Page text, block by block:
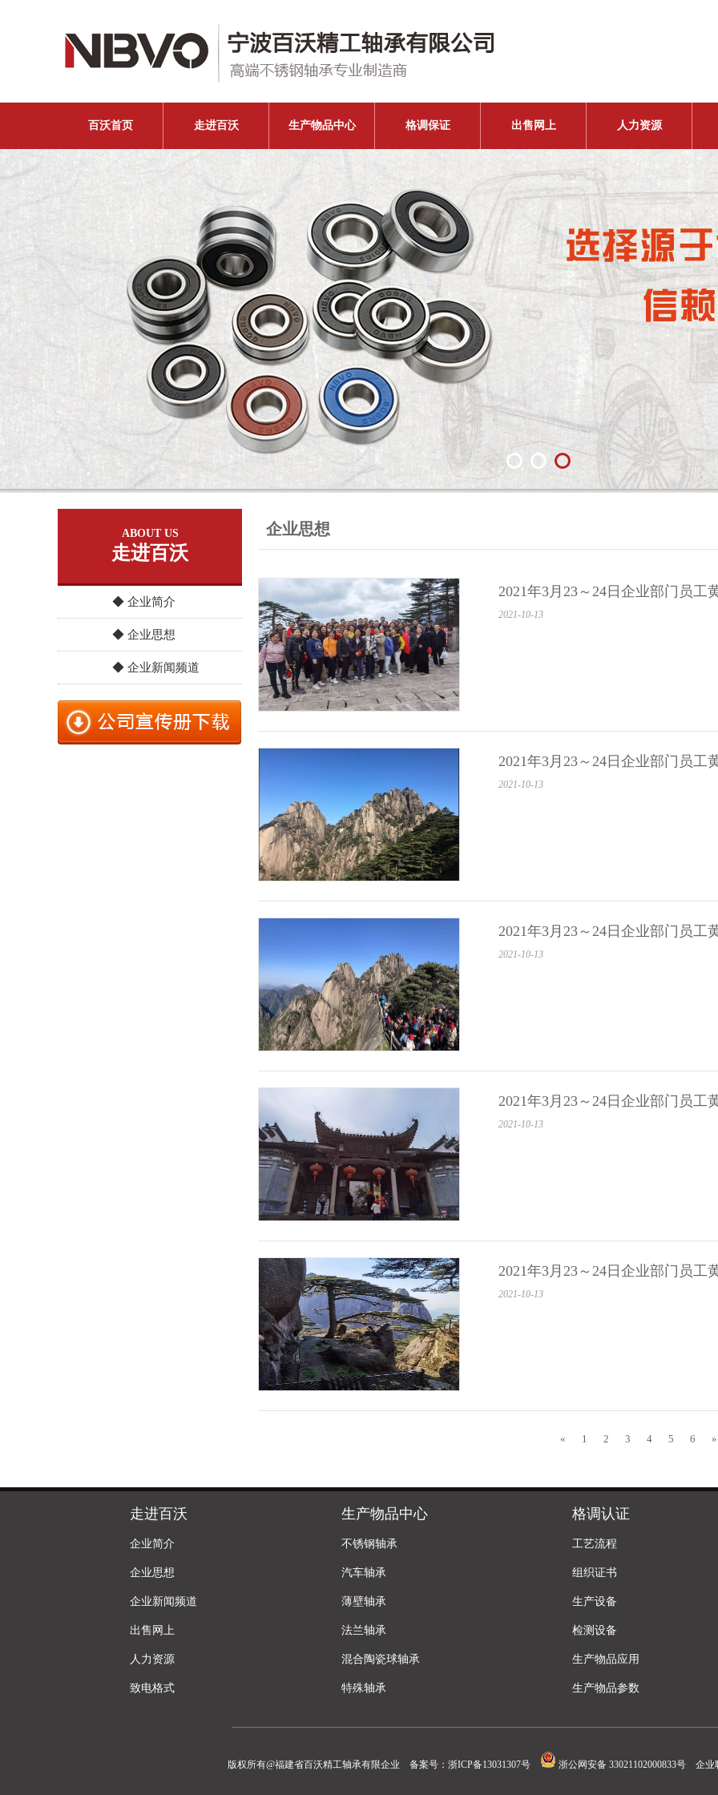
百沃首页 走进百沃 生产物品中心 格调保证 出售网上 人力资源
ABOUT US
走进百沃
◆ 企业简介
◆ 企业思想
◆ 企业新闻频道
企业思想
2021年3月23～24日企业部门员工
2021-10-13
2021年3月23～24日企业部门员工
2021-10-13
2021年3月23～24日企业部门员工
2021-10-13
2021年3月23～24日企业部门员工
2021-10-13
2021年3月23～24日企业部门员工
2021-10-13
« 1 2 3 4 5 6 »
走进百沃
企业简介
企业思想
企业新闻频道
出售网上
人力资源
致电格式
生产物品中心
不锈钢轴承
汽车轴承
薄壁轴承
法兰轴承
混合陶瓷球轴承
特殊轴承
格调认证
工艺流程
组织证书
生产设备
检测设备
生产物品应用
生产物品参数
版权所有@福建省百沃精工轴承有限企业 备案号： 浙ICP备13031307号 浙公网安备 33021102000833号 企业